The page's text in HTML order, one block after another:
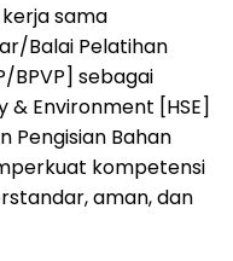
sama
Balai Pelatihan
BPVP] sebagai
Environment [HSE]
Pengisian Bahan
kompetensi
aman, dan